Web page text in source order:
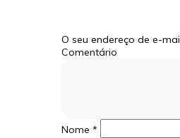
O seu endereço de e-
Comentário
Nome *